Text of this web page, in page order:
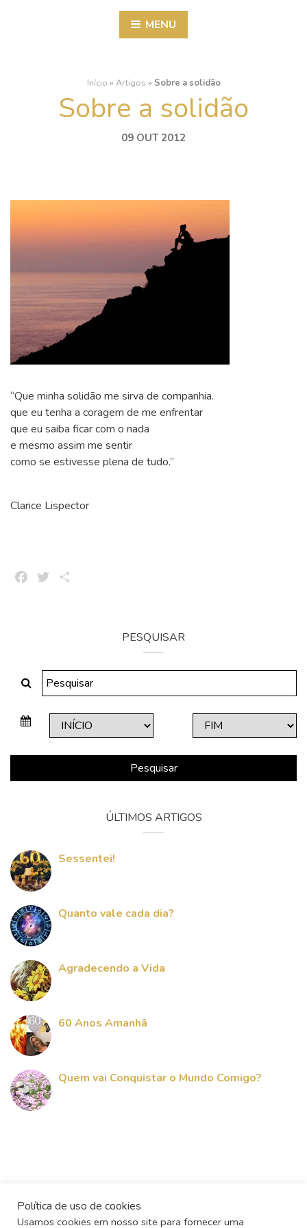
MENU
Início » Artigos » Sobre a solidão
Sobre a solidão
09 OUT 2012
“Que minha solidão me sirva de companhia.
que eu tenha a coragem de me enfrentar
que eu saiba ficar com o nada
e mesmo assim me sentir
como se estivesse plena de tudo.”
Clarice Lispector
FacebookTwitter
PESQUISAR
Pesquisar
ÚLTIMOS ARTIGOS
Sessentei!
Quanto vale cada dia?
Agradecendo a Vida
60 Anos Amanhã
Quem vai Conquistar o Mundo Comigo?
Política de uso de cookies
Usamos cookies em nosso site para fornecer uma